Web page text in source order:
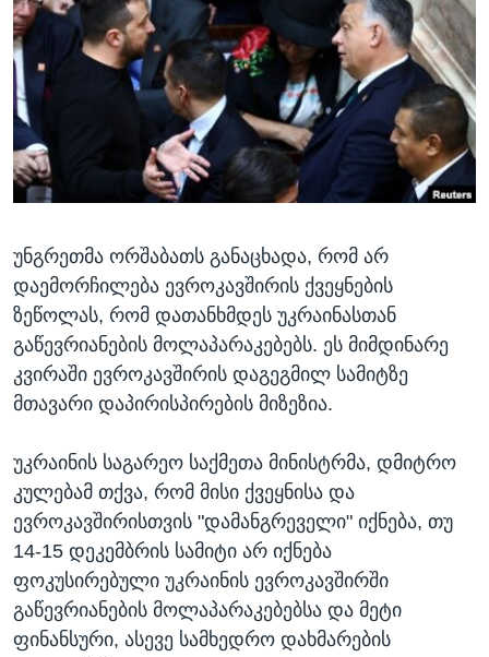
ᲡᲢᲣᲓᲘᲐ ᲕᲐᲨᲘᲜᲒᲢᲝᲜᲘ
ᲔᲙᲝᲜᲝᲛᲘᲙᲐ
ᲯᲐᲜᲛᲠᲗᲔᲚᲝᲑᲐ
ᲛᲔᲪᲜᲘᲔᲠᲔᲑᲐ
ᲘᲜᲢᲔᲠᲕᲘᲣ
ᲙᲣᲚᲢᲣᲠᲐ
ᲓᲔᲖᲘᲜᲤᲝᲠᲛᲐᲪᲘᲐ
Learning English
ᲗᲕᲐᲚᲘ ᲒᲕᲐᲓᲔᲕᲜᲔᲗ
ენები
უნგრეთმა ორშაბათს განაცხადა, რომ არ
დაემორჩილება ევროკავშირის ქვეყნების
ზეწოლას, რომ დათანხმდეს უკრაინასთან
გაწევრიანების მოლაპარაკებებს. ეს მიმდინარე
კვირაში ევროკავშირის დაგეგმილ სამიტზე
მთავარი დაპირისპირების მიზეზია.
უკრაინის საგარეო საქმეთა მინისტრმა, დმიტრო
კულებამ თქვა, რომ მისი ქვეყნისა და
ევროკავშირისთვის "დამანგრეველი" იქნება, თუ
14-15 დეკემბრის სამიტი არ იქნება
ფოკუსირებული უკრაინის ევროკავშირში
გაწევრიანების მოლაპარაკებებსა და მეტი
ფინანსური, ასევე სამხედრო დახმარების